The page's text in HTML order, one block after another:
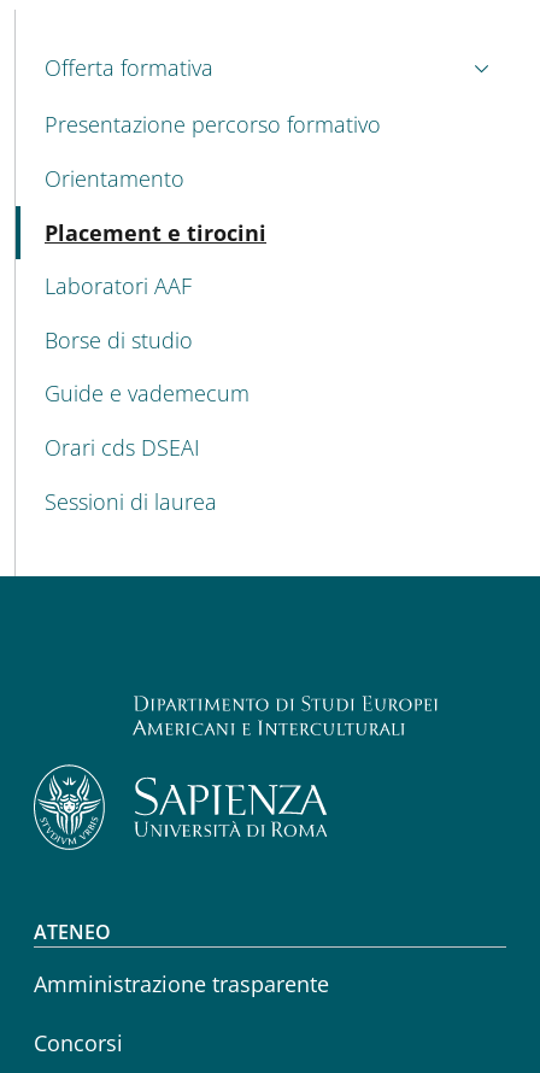
MENU CEV SECOND NAVIGATION
Offerta formativa
Presentazione percorso formativo
Orientamento
Placement e tirocini
Laboratori AAF
Borse di studio
Guide e vademecum
Orari cds DSEAI
Sessioni di laurea
Footer menu
ATENEO
Amministrazione trasparente
Concorsi